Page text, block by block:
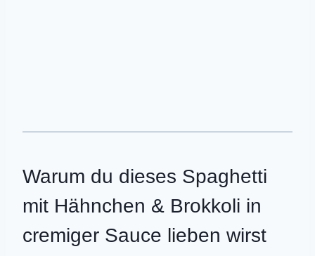
Warum du dieses Spaghetti
mit Hähnchen & Brokkoli in
cremiger Sauce lieben wirst